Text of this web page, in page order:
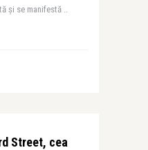
şi se manifestă ..
Street, cea